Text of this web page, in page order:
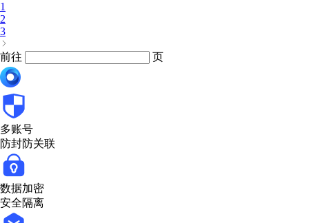
1
2
3
前往 页
多账号
防封防关联
数据加密
安全隔离